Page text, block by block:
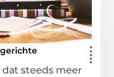
steeds meer